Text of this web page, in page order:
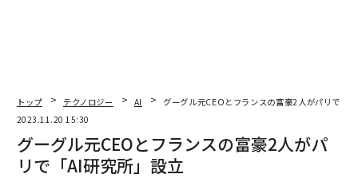
トップ テクノロジー AI
グーグル元CEOとフランスの富豪2人がパリで「
2023.11.20 15:30
グーグル元CEOとフランスの富豪2人がパ
リで「AI研究所」設立